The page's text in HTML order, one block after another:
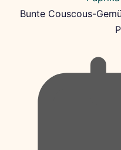
Bunte Couscous-